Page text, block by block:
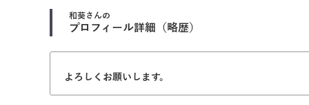
和葵さんの
プロフィール詳細（略歴）
よろしくお願いします。